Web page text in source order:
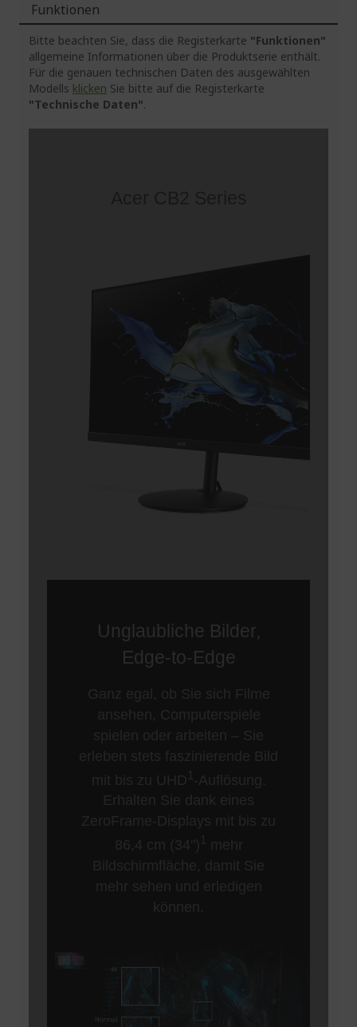
Funktionen
Bitte beachten Sie, dass die Registerkarte "Funktionen"
allgemeine Informationen über die Produktserie enthält.
Für die genauen technischen Daten des ausgewählten
Modells klicken Sie bitte auf die Registerkarte
"Technische Daten".